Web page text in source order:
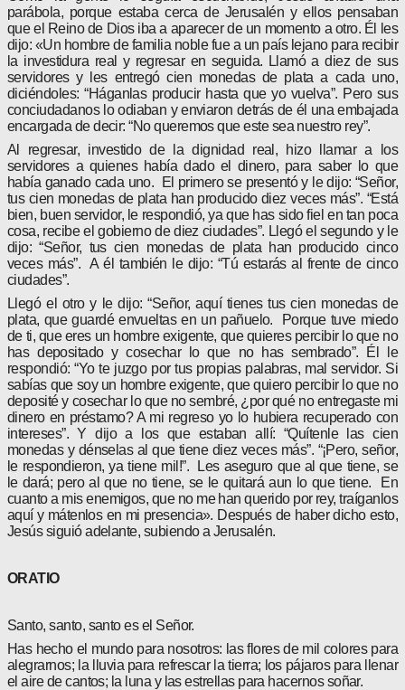
parábola, porque estaba cerca de Jerusalén y ellos pensaban
que el Reino de Dios iba a aparecer de un momento a otro. Él les
dijo: «Un hombre de familia noble fue a un país lejano para recibir
la investidura real y regresar en seguida. Llamó a diez de sus
servidores y les entregó cien monedas de plata a cada uno,
diciéndoles: “Háganlas producir hasta que yo vuelva”. Pero sus
conciudadanos lo odiaban y enviaron detrás de él una embajada
encargada de decir: “No queremos que este sea nuestro rey”.
Al regresar, investido de la dignidad real, hizo llamar a los
servidores a quienes había dado el dinero, para saber lo que
había ganado cada uno. El primero se presentó y le dijo: “Señor,
tus cien monedas de plata han producido diez veces más”. “Está
bien, buen servidor, le respondió, ya que has sido fiel en tan poca
cosa, recibe el gobierno de diez ciudades”. Llegó el segundo y le
dijo: “Señor, tus cien monedas de plata han producido cinco
veces más”. A él también le dijo: “Tú estarás al frente de cinco
ciudades”.
Llegó el otro y le dijo: “Señor, aquí tienes tus cien monedas de
plata, que guardé envueltas en un pañuelo. Porque tuve miedo
de ti, que eres un hombre exigente, que quieres percibir lo que no
has depositado y cosechar lo que no has sembrado”. Él le
respondió: “Yo te juzgo por tus propias palabras, mal servidor. Si
sabías que soy un hombre exigente, que quiero percibir lo que no
deposité y cosechar lo que no sembré, ¿por qué no entregaste mi
dinero en préstamo? A mi regreso yo lo hubiera recuperado con
intereses”. Y dijo a los que estaban allí: “Quítenle las cien
monedas y dénselas al que tiene diez veces más”. “¡Pero, señor,
le respondieron, ya tiene mil!”. Les aseguro que al que tiene, se
le dará; pero al que no tiene, se le quitará aun lo que tiene. En
cuanto a mis enemigos, que no me han querido por rey, traíganlos
aquí y mátenlos en mi presencia». Después de haber dicho esto,
Jesús siguió adelante, subiendo a Jerusalén.
ORATIO
Santo, santo, santo es el Señor.
Has hecho el mundo para nosotros: las flores de mil colores para
alegrarnos; la lluvia para refrescar la tierra; los pájaros para llenar
el aire de cantos; la luna y las estrellas para hacernos soñar.